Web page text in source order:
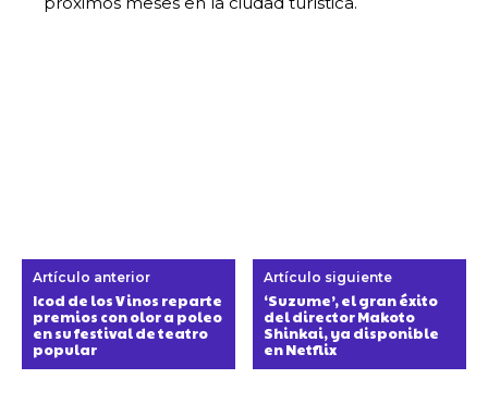
Artículo anterior
Icod de los Vinos reparte
premios con olor a poleo
en su festival de teatro
popular
Artículo siguiente
‘Suzume’, el gran éxito
del director Makoto
Shinkai, ya disponible
en Netflix